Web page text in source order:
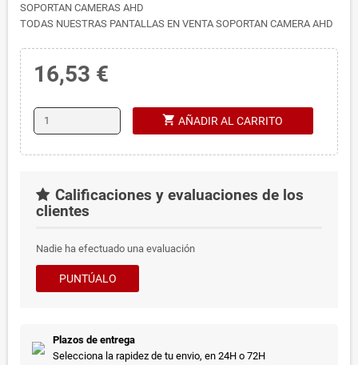
SOPORTAN CAMERAS AHD
TODAS NUESTRAS PANTALLAS EN VENTA SOPORTAN CAMERA AHD
16,53 €
shopping_cart AÑADIR AL CARRITO
Calificaciones y evaluaciones de los
clientes
Nadie ha efectuado una evaluación
PUNTÚALO
Plazos de entrega
Selecciona la rapidez de tu envio, en 24H o 72H